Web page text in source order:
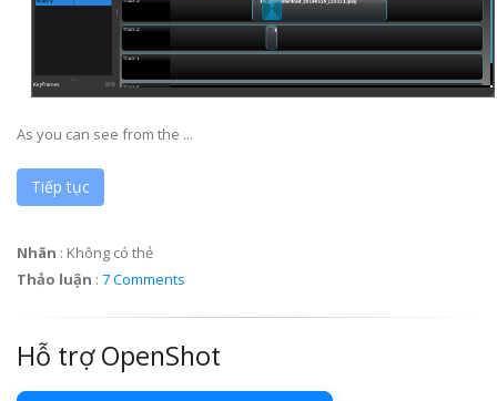
As you can see from the ...
Tiếp tục
Nhãn : Không có thẻ
Thảo luận : 7 Comments
Hỗ trợ OpenShot